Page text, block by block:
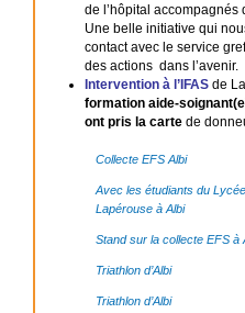
de l’hôpital accompagnés
Une belle initiative qui
contact avec le service
des actions dans l’avenir.
Intervention à l’IFAS de
formation aide-
ont pris la carte de
Collecte EFS Albi
Avec les étudiants du Lycée
Lapérouse à Albi
Stand sur la collecte EFS à
Triathlon d’Albi
Triathlon d’Albi